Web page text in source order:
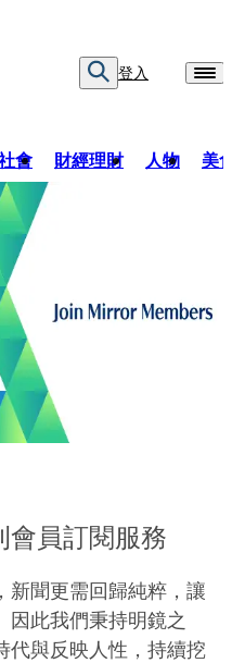
登入
會 財經理財 人物 美
會員訂閱服務
新聞更需回歸純粹，讓
因此我們秉持明鏡之
代與反映人性，持續挖